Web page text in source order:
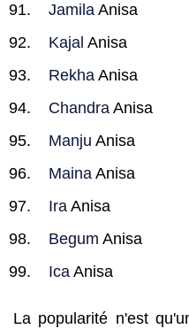
Jamila Anisa
Kajal Anisa
Rekha Anisa
Chandra Anisa
Manju Anisa
Maina Anisa
Ira Anisa
Begum Anisa
Ica Anisa
La popularité n'est